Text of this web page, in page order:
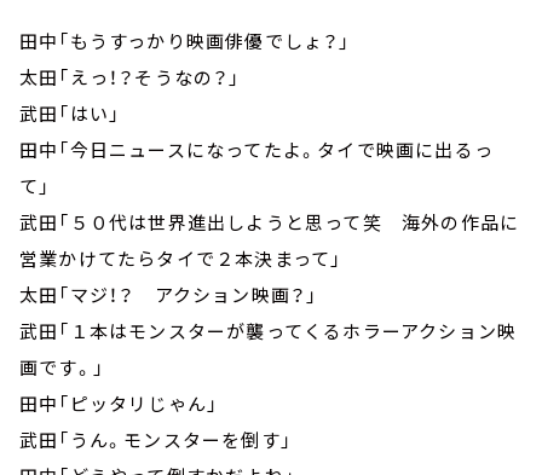
田中「もうすっかり映画俳優でしょ？」
太田「えっ！？そうなの？」
武田「はい」
田中「今日ニュースになってたよ。タイで映画に出るっ
て」
武田「５０代は世界進出しようと思って笑 海外の作品に
営業かけてたらタイで２本決まって」
太田「マジ！？ アクション映画？」
武田「１本はモンスターが襲ってくるホラーアクション映
画です。」
田中「ピッタリじゃん」
武田「うん。モンスターを倒す」